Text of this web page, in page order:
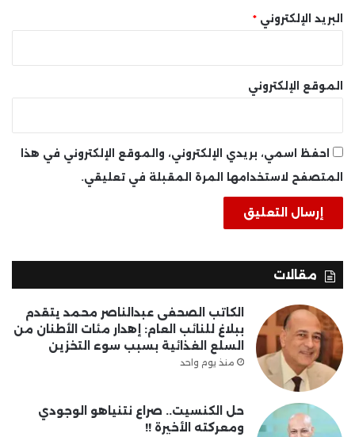
البريد الإلكتروني *
الموقع الإلكتروني
احفظ اسمي، بريدي الإلكتروني، والموقع الإلكتروني في هذا
المتصفح لاستخدامها المرة المقبلة في تعليقي.
مقالات
الكاتب الصحفى عبدالناصر محمد يتقدم
ببلاغ للنائب العام: إهدار مئات الأطنان من
السلع الغذائية بسبب سوء التخزين
منذ يوم واحد
حل الكنسيت.. صراع نتنياهو الوجودي
ومعركته الأخيرة !!